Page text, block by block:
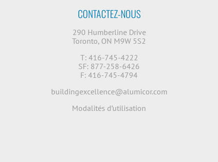
CONTACTEZ-NOUS
290 Humberline Drive
Toronto, ON M9W 5S2
T: 416-745-4222
SF: 877-258-6426
F: 416-745-4794
buildingexcellence@alumicor.com
Modalités d’utilisation